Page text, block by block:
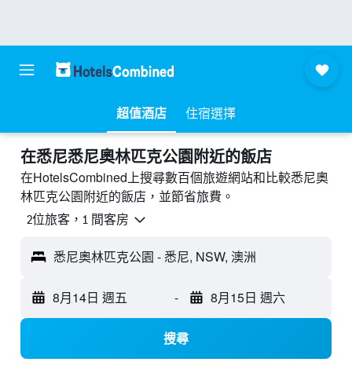
超值酒店 住宿選擇
​在悉尼悉尼奧林匹克公園附近​的飯店
在HotelsCombined上搜尋數百個旅遊網站和比較悉尼奧
林匹克公園附近的飯店，並節省旅費。
2位旅客，1 間客房
悉尼奧林匹克公園 - 悉尼, NSW, 澳洲
8月14日 週五 - 8月15日 週六
搜尋